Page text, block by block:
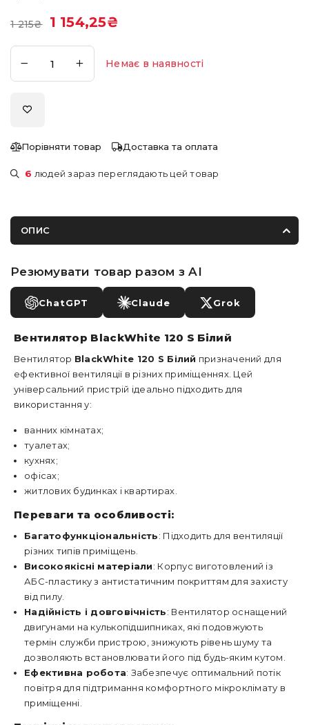
1 215₴ 1 154,25₴
Немає в наявності
Порівняти товар Доставка та оплата
6 людей зараз переглядають цей товар
ОПИС
Резюмувати товар разом з AI
ChatGPT Claude Grok
Вентилятор BlackWhite 120 S Білий
Вентилятор BlackWhite 120 S Білий призначений для
ефективної вентиляції в різних приміщеннях. Цей
універсальний пристрій ідеально підходить для
використання у:
ванних кімнатах;
туалетах;
кухнях;
офісах;
житлових будинках і квартирах.
Переваги та особливості:
Багатофункціональність: Підходить для вентиляції
різних типів приміщень.
Високоякісні матеріали: Корпус виготовлений із
АБС-пластику з антистатичним покриттям для захисту
від пилу.
Надійність і довговічність: Вентилятор оснащений
двигунами на кулькопідшипниках, які подовжують
термін служби пристрою, знижують рівень шуму та
дозволяють встановлювати його під будь-яким кутом.
Ефективна робота: Забезпечує оптимальний потік
повітря для підтримання комфортного мікроклімату в
приміщенні.